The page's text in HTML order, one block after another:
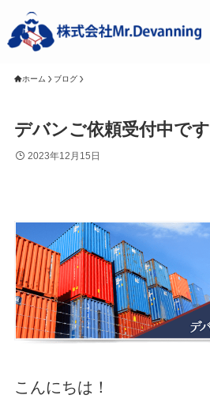
ホーム ブログ
デバンご依頼受付中です
2023年12月15日
こんにちは！